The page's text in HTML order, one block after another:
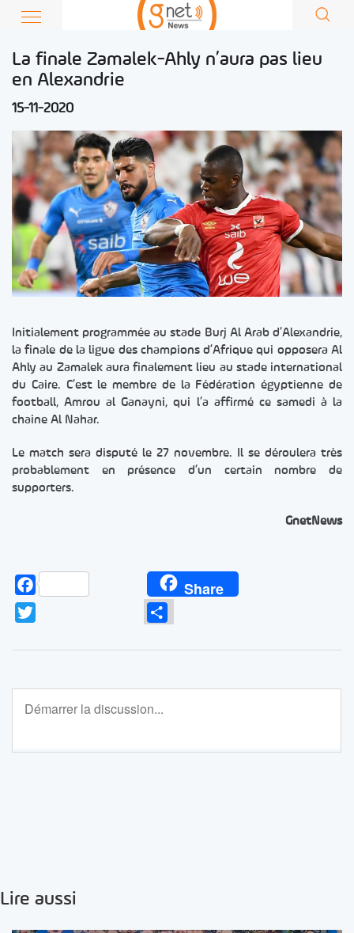
La finale Zamalek-Ahly n’aura pas lieu
en Alexandrie
15-11-2020
Initialement programmée au stade Burj Al Arab d’Alexandrie,
la finale de la ligue des champions d’Afrique qui opposera Al
Ahly au Zamalek aura finalement lieu au stade international
du Caire. C’est le membre de la Fédération égyptienne de
football, Amrou al Ganayni, qui l’a affirmé ce samedi à la
chaine Al Nahar.
Le match sera disputé le 27 novembre. Il se déroulera très
probablement en présence d’un certain nombre de
supporters.
GnetNews
Facebook Share
Partager
Lire aussi